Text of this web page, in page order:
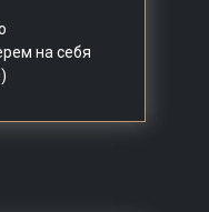
на себя